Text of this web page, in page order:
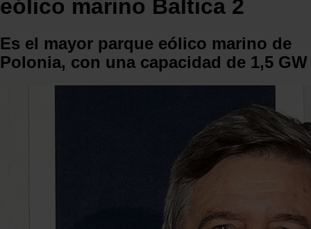
eólico marino Baltica 2
Es el mayor parque eólico marino de
Polonia, con una capacidad de 1,5 GW